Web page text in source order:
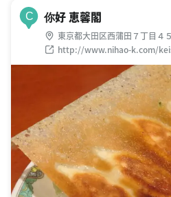
C 你好 恵馨閣
東京都大田区西蒲田７丁目４
http://www.nihao-k.com/